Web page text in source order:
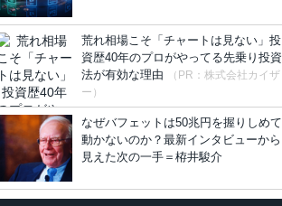
荒れ相場こそ「チャートは見ない」投
資歴40年のプロがやってる先乗り投資
法が有効な理由
（PR：株式会社カイザ
ー）
なぜバフェットは50兆円を握りしめて
動かないのか？最新インタビューから
見えた次の一手＝栫井駿介